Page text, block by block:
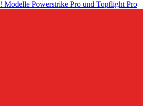
! Modelle Powerstrike Pro und Topflight Pro